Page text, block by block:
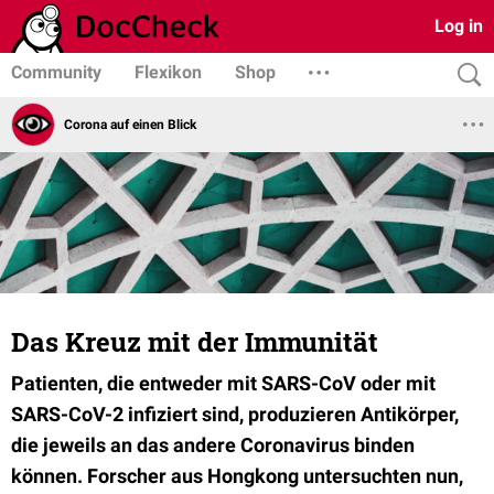
Log in
Community Flexikon Shop
Corona auf einen Blick
Das Kreuz mit der Immunität
Patienten, die entweder mit SARS-CoV oder mit
SARS-CoV-2 infiziert sind, produzieren Antikörper,
die jeweils an das andere Coronavirus binden
können. Forscher aus Hongkong untersuchten nun,